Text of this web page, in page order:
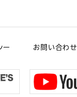
ー お問い合わせ